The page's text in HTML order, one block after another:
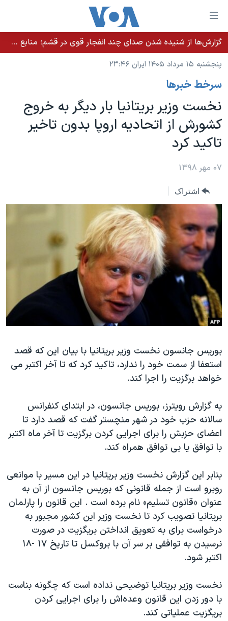
لینکهای
قابل
دسترسی
جهش
محتوای
اصلی
جهش
صفحه
جهش
خانه
نسخه سبک وب‌سایت
موضوع ها
ایران
آمریکا
جهان
ورزشی
فرهنگ و زندگی
حقوق شهروندی
اقتصادی
علم و فناوری
اسرائیل در جنگ
آرشیو پخش زنده
برنامه های تلویزیونی
جدول برنامه ها
صفحه‌های ویژه
جام جهانی ۲۰۲۶
بایگانی برنامه‌های تلویزیونی
مستندها
انتخابات ریاست جمهوری آمریکا ۲۰۲۴
حمله جمهوری اسلامی به اسرائیل
رمز مهسا
ورزش زنان در ایران
مجموعه مستندهای دادخواهی
تریبونال مردمی آبان ۹۸
دادگاه حمید نوری
چهل سال گروگان‌گیری
قانون شفافیت دارائی کادر رهبری ایران
اعتراضات مردمی آبان ۹۸
نرگس محمدی برنده جایزه نوبل صلح
همایش محافظه‌کاران آمریکا «سی‌پک»
صفحه‌های ویژه
سفر پرزیدنت ترامپ به چین
فرکانس‌های صدای آمریکا
پخش رادیویی
یادگیری زبان انگلیسی
دنبال کنید
زبانهای مختلف
گزارش‌ها از شنیده شدن صدای چند انفجار قوی در قشم؛ منابع حکومتی می‌گویند درگیری در تنگه هرمز بود
پنجشنبه ۱۵ مرداد ۱۴۰۵ ایران ۲۳:۴۶
سرخط خبرها
نخست وزیر بریتانیا بار دیگر به خروج
کشورش از اتحادیه اروپا بدون تاخیر
تاکید کرد
۰۷ مهر ۱۳۹۸
اشتراک
بوریس جانسون نخست وزیر بریتانیا با بیان این که قصد
استعفا از سمت خود را ندارد، تاکید کرد که تا آخر اکتبر می
خواهد برگزیت را اجرا کند.
به گزارش رویترز، بوریس جانسون، در ابتدای کنفرانس
سالانه حزب خود در شهر منچستر گفت که قصد دارد تا
اعضای حزبش را برای اجرایی کردن برگزیت تا آخر ماه اکتبر
با توافق یا بی توافق همراه کند.
بنابر این گزارش نخست وزیر بریتانیا در این مسیر با موانعی
روبرو است از جمله قانونی که بوریس جانسون از آن به
عنوان «قانون تسلیم» نام برده است . این قانون را پارلمان
بریتانیا تصویب کرد تا نخست وزیر این کشور مجبور به
درخواست برای به تعویق انداختن بریگزیت در صورت
نرسیدن به توافقی بر سر آن با بروکسل تا تاریخ ۱۷ -۱۸
اکتبر شود.
نخست وزیر بریتانیا توضیحی نداده است که چگونه بناست
با دور زدن این قانون وعده‌اش را برای اجرایی کردن
بریگزیت عملیاتی کند.